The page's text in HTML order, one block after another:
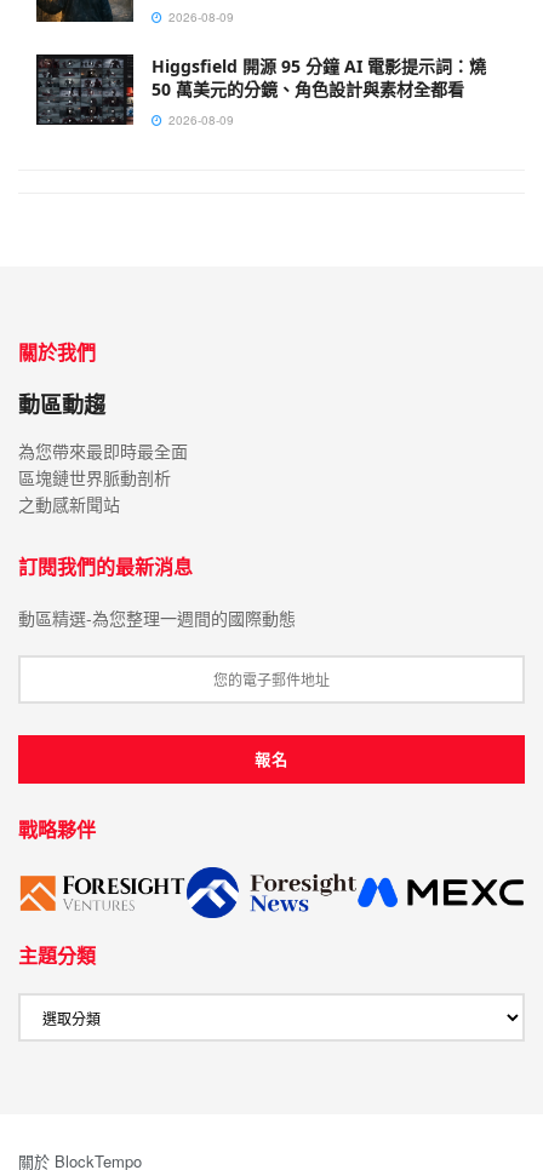
2026-08-09
Higgsfield 開源 95 分鐘 AI 電影提示詞：燒
50 萬美元的分鏡、角色設計與素材全都看
2026-08-09
關於我們
動區動趨
為您帶來最即時最全面
區塊鏈世界脈動剖析
之動感新聞站
訂閱我們的最新消息
動區精選-為您整理一週間的國際動態
戰略夥伴
主題分類
關於 BlockTempo